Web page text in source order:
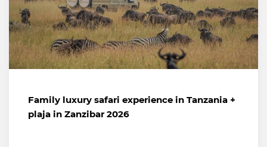
Family luxury safari experience in Tanzania +
plaja in Zanzibar 2026